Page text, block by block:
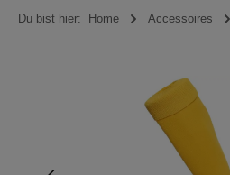
Du bist hier: Home Accessoires
Bildergalerie überspringen